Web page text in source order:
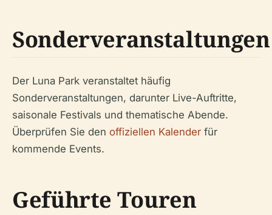
Sonderveranstaltungen
Der Luna Park veranstaltet häufig
Sonderveranstaltungen, darunter Live-Auftritte,
saisonale Festivals und thematische Abende.
Überprüfen Sie den offiziellen Kalender für
kommende Events.
Geführte Touren